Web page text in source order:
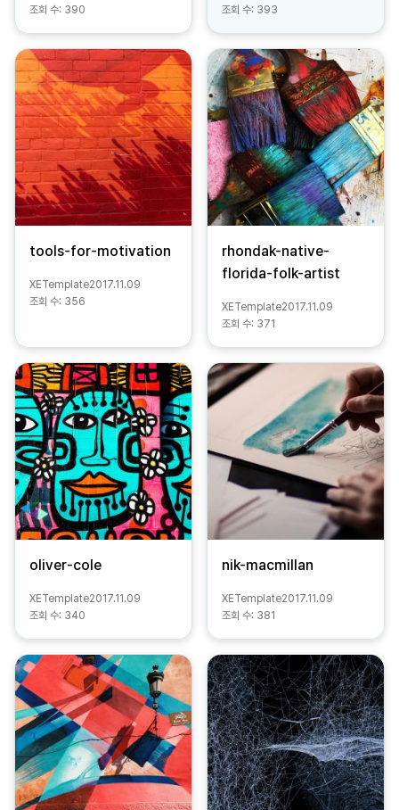
조회 수: 390
조회 수: 393
tools-for-motivation
XETemplate2017.11.09
조회 수: 356
rhondak-native-
florida-folk-artist
XETemplate2017.11.09
조회 수: 371
oliver-cole
XETemplate2017.11.09
조회 수: 340
nik-macmillan
XETemplate2017.11.09
조회 수: 381